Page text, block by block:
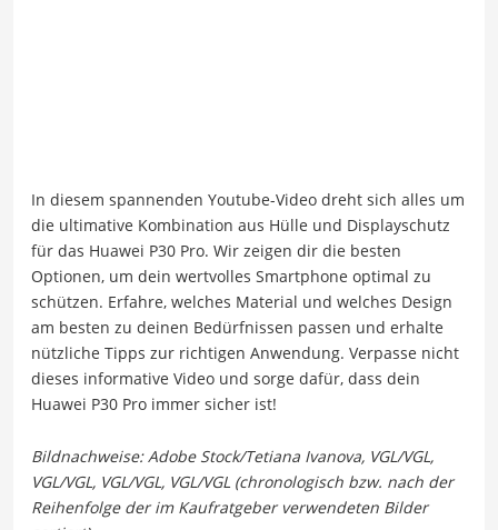
In diesem spannenden Youtube-Video dreht sich alles um
die ultimative Kombination aus Hülle und Displayschutz
für das Huawei P30 Pro. Wir zeigen dir die besten
Optionen, um dein wertvolles Smartphone optimal zu
schützen. Erfahre, welches Material und welches Design
am besten zu deinen Bedürfnissen passen und erhalte
nützliche Tipps zur richtigen Anwendung. Verpasse nicht
dieses informative Video und sorge dafür, dass dein
Huawei P30 Pro immer sicher ist!